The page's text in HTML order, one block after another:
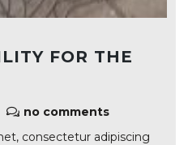
FOR THE
no comments
consectetur adipiscing